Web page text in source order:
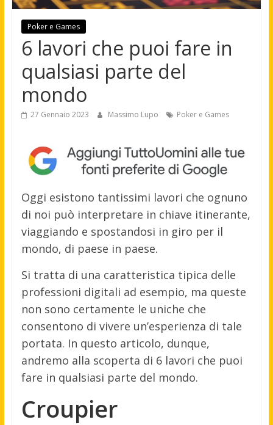
Poker e Games
6 lavori che puoi fare in
qualsiasi parte del
mondo
27 Gennaio 2023 Massimo Lupo Poker e Games
Oggi esistono tantissimi lavori che ognuno
di noi può interpretare in chiave itinerante,
viaggiando e spostandosi in giro per il
mondo, di paese in paese.
Si tratta di una caratteristica tipica delle
professioni digitali ad esempio, ma queste
non sono certamente le uniche che
consentono di vivere un’esperienza di tale
portata. In questo articolo, dunque,
andremo alla scoperta di 6 lavori che puoi
fare in qualsiasi parte del mondo.
Croupier